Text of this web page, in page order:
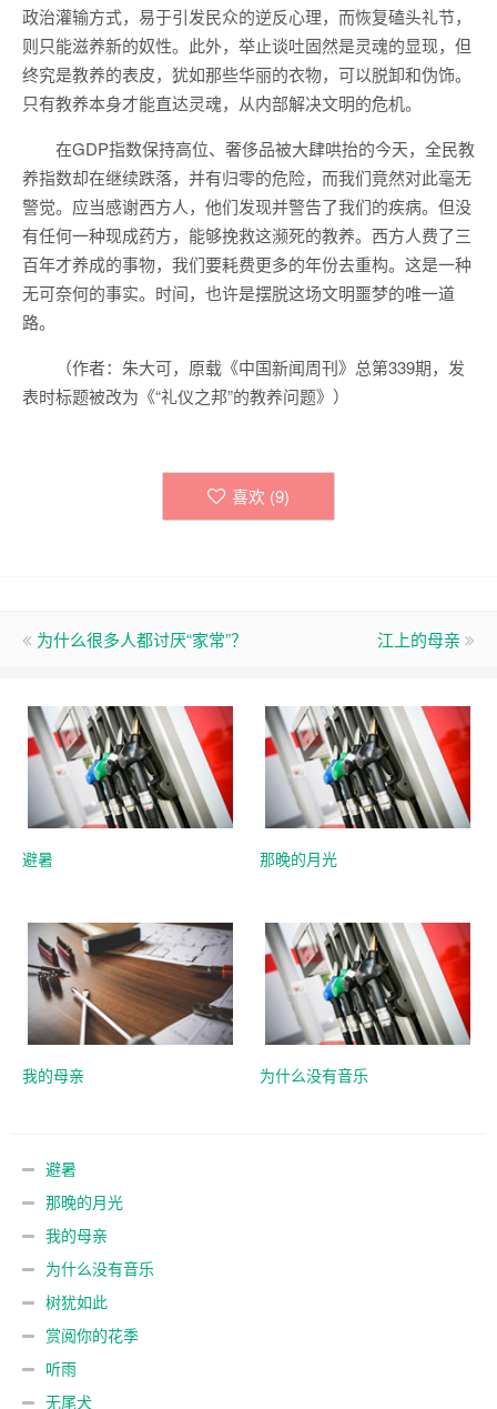
政治灌输方式，易于引发民众的逆反心理，而恢复磕头礼节，
则只能滋养新的奴性。此外，举止谈吐固然是灵魂的显现，但
终究是教养的表皮，犹如那些华丽的衣物，可以脱卸和伪饰。
只有教养本身才能直达灵魂，从内部解决文明的危机。
在GDP指数保持高位、奢侈品被大肆哄抬的今天，全民教
养指数却在继续跌落，并有归零的危险，而我们竟然对此毫无
警觉。应当感谢西方人，他们发现并警告了我们的疾病。但没
有任何一种现成药方，能够挽救这濒死的教养。西方人费了三
百年才养成的事物，我们要耗费更多的年份去重构。这是一种
无可奈何的事实。时间，也许是摆脱这场文明噩梦的唯一道
路。
（作者：朱大可，原载《中国新闻周刊》总第339期，发
表时标题被改为《“礼仪之邦”的教养问题》）
喜欢 (9)
为什么很多人都讨厌“家常”？ 江上的母亲
避暑 那晚的月光
我的母亲 为什么没有音乐
避暑
那晚的月光
我的母亲
为什么没有音乐
树犹如此
赏阅你的花季
听雨
无尾犬